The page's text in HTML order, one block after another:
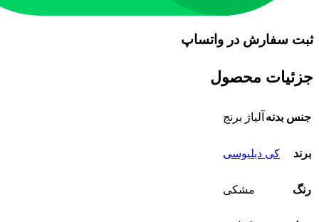
ثبت سفارش در واتساپ
جزئیات محصول
جنس بدنه آلیاژ برنج
برند کی دبلیوسی
رنگ مشکی